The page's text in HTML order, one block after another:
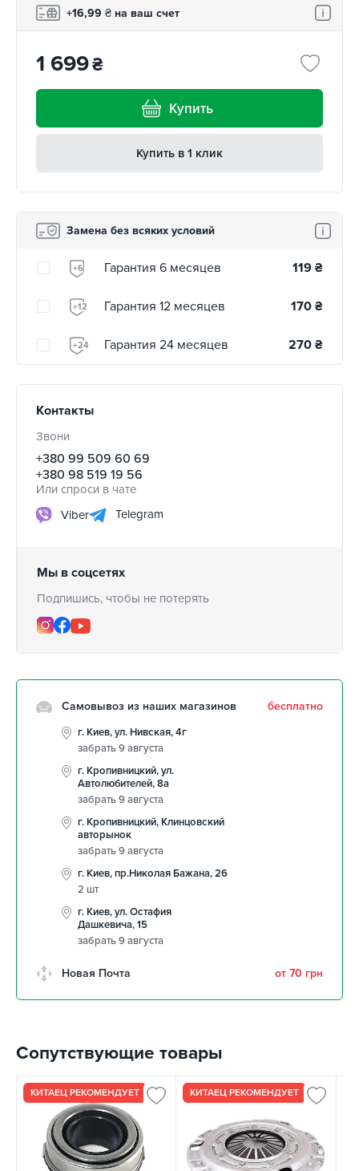
+16,99 ₴ на ваш счет
1 699₴
Купить
Купить в 1 клик
Замена без всяких условий
+6 Гарантия 6 месяцев 119 ₴
+12 Гарантия 12 месяцев 170 ₴
+24 Гарантия 24 месяцев 270 ₴
Контакты
Звони
+380 99 509 60 69
+380 98 519 19 56
Или спроси в чате
Viber
Telegram
Мы в соцсетях
Подпишись, чтобы не потерять
Самовывоз из наших магазинов бесплатно
г. Киев, ул. Нивская, 4г
забрать 9 августа
г. Кропивницкий, ул.
Автолюбителей, 8а
забрать 9 августа
г. Кропивницкий, Клинцовский
авторынок
забрать 9 августа
г. Киев, пр.Николая Бажана, 26
2 шт
г. Киев, ул. Остафия
Дашкевича, 15
забрать 9 августа
Новая Почта от 70 грн
Сопутствующие товары
КИТАЕЦ РЕКОМЕНДУЕТ КИТАЕЦ РЕКОМЕНДУЕТ